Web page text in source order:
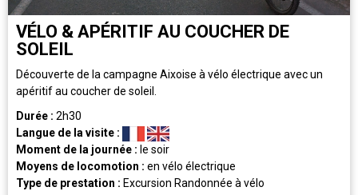
VÉLO & APÉRITIF AU COUCHER DE
SOLEIL
Découverte de la campagne Aixoise à vélo électrique avec un
apéritif au coucher de soleil.
Durée : 2h30
Langue de la visite :
Moment de la journée : le soir
Moyens de locomotion : en vélo électrique
Type de prestation : Excursion Randonnée à vélo